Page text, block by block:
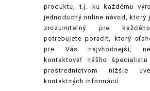
produktu, t.j. ku každému
jednoduchý online návod, ktorý
zrozumiteľný pre
potrebujete poradiť, ktorý
pre Vás najvhodnejší,
kontaktovať nášho špecialistu
prostredníctvom nižšie
kontaktných informácií.